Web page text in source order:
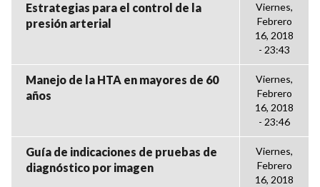
Estrategias para el control de la
presión arterial
Viernes,
Febrero
16, 2018
- 23:43
Manejo de la HTA en mayores de 60
años
Viernes,
Febrero
16, 2018
- 23:46
Guía de indicaciones de pruebas de
diagnóstico por imagen
Viernes,
Febrero
16, 2018